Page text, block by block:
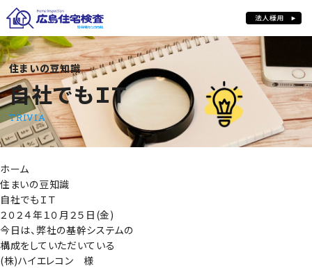
自社でもＩＴ
住まいの豆知識
自社でもＩＴ
TRIVIA
ホーム
住まいの豆知識
自社でもＩＴ
２０２４年１０月２５日(金)
今日は、弊社の基幹システムの
構成をしていただいている
(株)ハイエレコン 様